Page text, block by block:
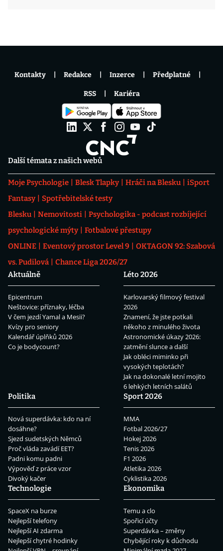
Další témata z našich webů
Moje Psychologie Blesk Tlapky Hráči na Blesku
iSport
Fantasy
Spotřebitelské testy
Blesku
Nemovitosti
Psychologika - podcast rozbíjející
psychologické mýty
Fotbalové přestupy
ONLINE
Eventový prostor Level 9
OKTAGON 92: Szabová
vs. Pudilová
Chance Liga 2026/27
Aktuálně
Epicentrum
Neštovice: příznaky, léčba
V čem jezdí Yamal a Mesii?
Kvízy pro seniory
Kalendář úplňků 2026
Co je bodycount?
Léto 2026
Karlovarský filmový festival
2026
Znamení, že jste potkali
někoho z minulého života
Astronomické úkazy 2026:
zatmění slunce a další
Jak obléci miminko při
vysokých teplotách?
Jak na dokonalé letní mojito
6 lehkých letních salátů
Politika
Nová superdávka: kdo na ní
dosáhne?
Sjezd sudetských Němců
Proč vláda zavádí EET?
Padni komu padni
Výpověď z práce vzor
Divoký kačer
Sport 2026
MMA
Fotbal 2026/27
Hokej 2026
Tenis 2026
F1 2026
Atletika 2026
Cyklistika 2026
Technologie
SpaceX na burze
Nejlepší telefony
Nejlepší AI zdarma
Nejlepší chytré hodinky
Ekonomika
Temu a clo
Spořicí účty
Superdávka – změny
Chybějící roky k důchodu
Kontakty Redakce Inzerce Předplatné
RSS Kariéra